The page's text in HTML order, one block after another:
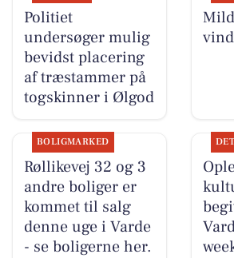
Politiet
undersøger mulig
bevidst placering
af træstammer på
togskinner i Ølgod
BOLIGMARKED
Røllikevej 32 og 3
andre boliger er
kommet til salg
denne uge i Varde
- se boligerne her.